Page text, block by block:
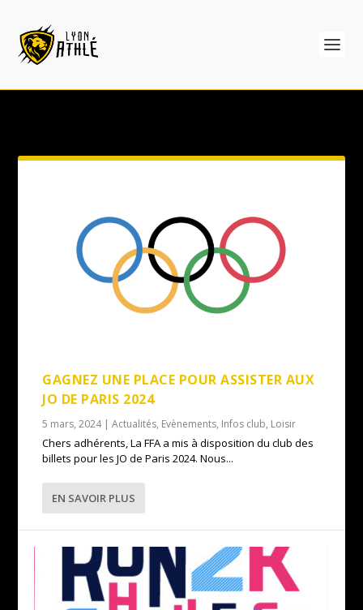
GAGNEZ UNE PLACE POUR ASSISTER AUX
JO DE PARIS 2024
5 mars, 2024|Actualités, Evènements, Infos club, Loisir
Chers adhérents, La FFA a mis à disposition du club des
billets pour les JO de Paris 2024. Nous...
EN SAVOIR PLUS